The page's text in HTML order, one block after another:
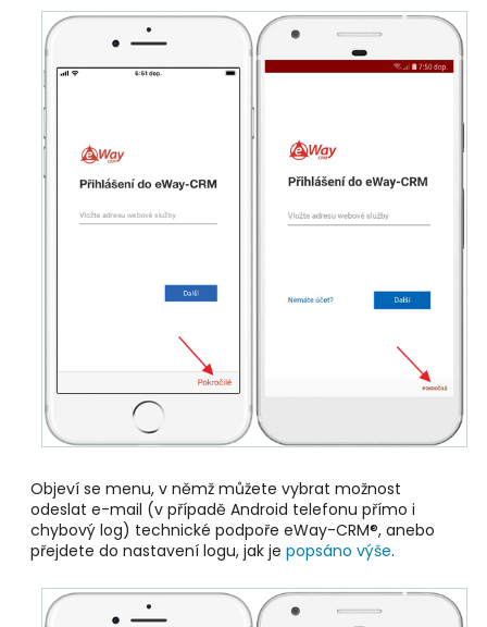
Objeví se menu, v němž můžete vybrat možnost
odeslat e-mail (v případě Android telefonu přímo i
chybový log) technické podpoře eWay-CRM®, anebo
přejdete do nastavení logu, jak je popsáno výše.